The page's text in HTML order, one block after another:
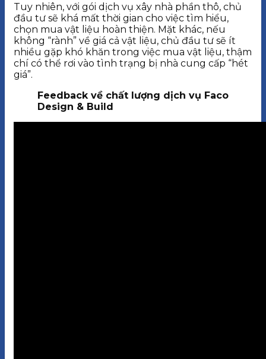
Tuy nhiên, với gói dịch vụ xây nhà phần thô, chủ
đầu tư sẽ khá mất thời gian cho việc tìm hiểu,
chọn mua vật liệu hoàn thiện. Mặt khác, nếu
không “rành” về giá cả vật liệu, chủ đầu tư sẽ ít
nhiều gặp khó khăn trong việc mua vật liệu, thậm
chí có thể rơi vào tình trạng bị nhà cung cấp “hét
giá”.
Feedback về chất lượng dịch vụ Faco
Design & Build